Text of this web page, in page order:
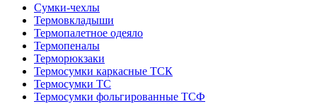
Сумки-чехлы
Термовкладыши
Термопалетное одеяло
Термопеналы
Терморюкзаки
Термосумки каркасные ТСК
Термосумки ТС
Термосумки фольгированные ТСФ